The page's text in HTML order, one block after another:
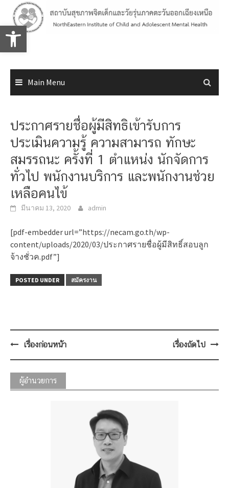
Open toolbar
content
Main Menu
ประกาศรายชื่อผู้มีสิทธิเข้ารับการ
ประเมินความรู้ ความสามารถ ทักษะ
สมรรถนะ ครั้งที่ 1 ตำแหน่ง นักจัดการ
ทั่วไป พนักงานบริการ และพนักงานช่วย
เหลือคนไข้
มีนาคม 13, 2020 admin
[pdf-embedder url=”https://necam.go.th/wp-
content/uploads/2020/03/ประกาศรายชื่อผู้มีสิทธิ์สอบลูก
จ้างชั่วค.pdf”]
POSTED UNDER สมัครงาน
Postเรื่องก่อนหน้า เรื่องถัดไป
ผู้อำนวยการ